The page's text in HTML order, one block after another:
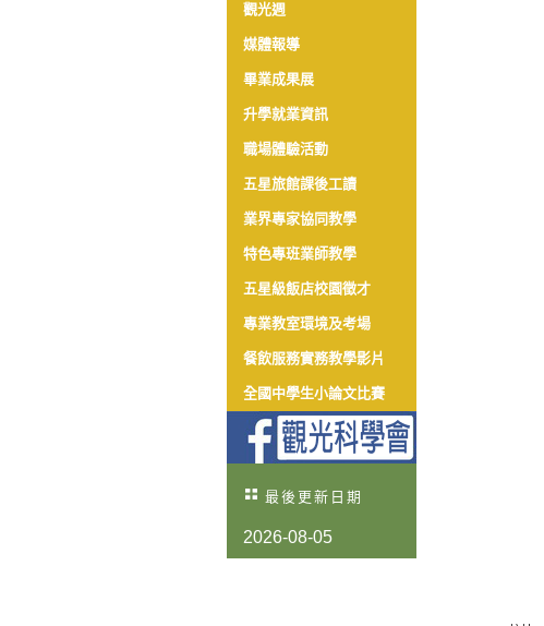
觀光週
媒體報導
畢業成果展
升學就業資訊
職場體驗活動
五星旅館課後工讀
業界專家協同教學
特色專班業師教學
五星級飯店校園徵才
專業教室環境及考場
餐飲服務實務教學影片
全國中學生小論文比賽
最後更新日期
2026-08-05